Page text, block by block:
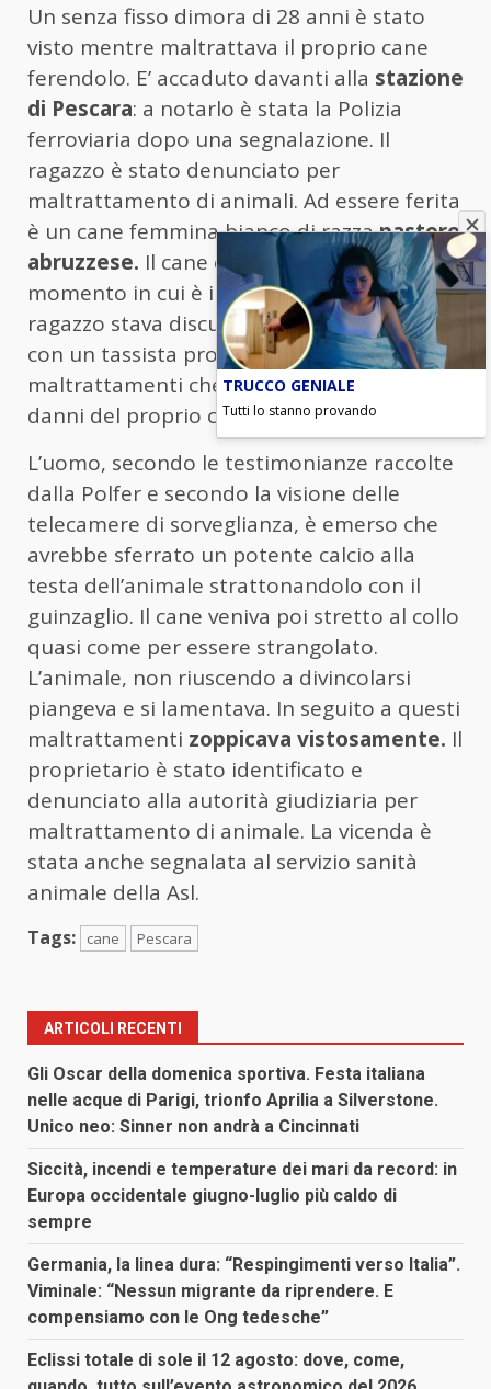
Un senza fisso dimora di 28 anni è stato
visto mentre maltrattava il proprio cane
ferendolo. E’ accaduto davanti alla stazione
di Pescara: a notarlo è stata la Polizia
ferroviaria dopo una segnalazione. Il
ragazzo è stato denunciato per
maltrattamento di animali. Ad essere ferita
è un cane femmina bianco di razzapastore
abruzzese. Il cane era al guinzaglio: nel
momento in cui è intervenuta la Polizia, il
ragazzo stava discutendo animatamente
con un tassista proprio per i
maltrattamenti che stava perpetrando ai
danni del proprio cane.
L’uomo, secondo le testimonianze raccolte
dalla Polfer e secondo la visione delle
telecamere di sorveglianza, è emerso che
avrebbe sferrato un potente calcio alla
testa dell’animale strattonandolo con il
guinzaglio. Il cane veniva poi stretto al collo
quasi come per essere strangolato.
L’animale, non riuscendo a divincolarsi
piangeva e si lamentava. In seguito a questi
maltrattamenti zoppicava vistosamente. Il
proprietario è stato identificato e
denunciato alla autorità giudiziaria per
maltrattamento di animale. La vicenda è
stata anche segnalata al servizio sanità
animale della Asl.
Tags: cane Pescara
ARTICOLI RECENTI
Gli Oscar della domenica sportiva. Festa italiana
nelle acque di Parigi, trionfo Aprilia a Silverstone.
Unico neo: Sinner non andrà a Cincinnati
Siccità, incendi e temperature dei mari da record: in
Europa occidentale giugno-luglio più caldo di
sempre
Germania, la linea dura: “Respingimenti verso Italia”.
Viminale: “Nessun migrante da riprendere. E
compensiamo con le Ong tedesche”
Eclissi totale di sole il 12 agosto: dove, come,
TRUCCO GENIALE
Tutti lo stanno provando